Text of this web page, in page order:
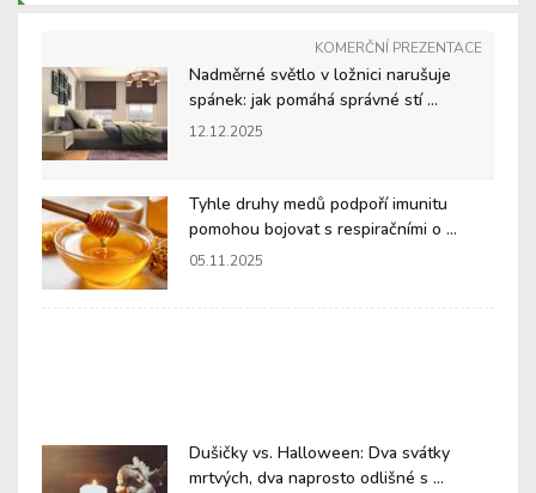
KOMERČNÍ PREZENTACE
Nadměrné světlo v ložnici narušuje
spánek: jak pomáhá správné stí ...
12.12.2025
Tyhle druhy medů podpoří imunitu
pomohou bojovat s respiračními o ...
05.11.2025
Dušičky vs. Halloween: Dva svátky
mrtvých, dva naprosto odlišné s ...